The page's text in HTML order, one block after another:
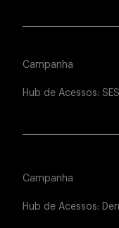
Campanha
Hub de Acessos:
Campanha
Hub de Acessos: